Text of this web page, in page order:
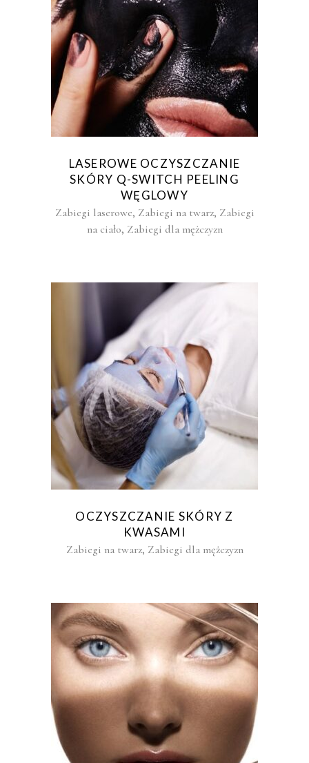
LASEROWE OCZYSZCZANIE
SKÓRY Q-SWITCH PEELING
WĘGLOWY
Zabiegi laserowe, Zabiegi na twarz, Zabiegi
na ciało, Zabiegi dla mężczyzn
OCZYSZCZANIE SKÓRY Z
KWASAMI
Zabiegi na twarz, Zabiegi dla mężczyzn